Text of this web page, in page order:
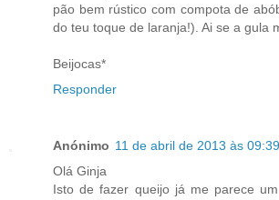
pão bem rústico com compota de
do teu toque de laranja!). Ai se a gula
Beijocas*
Responder
Anónimo 11 de abril de 2013 às 09:39
Olá Ginja
Isto de fazer queijo já me parece